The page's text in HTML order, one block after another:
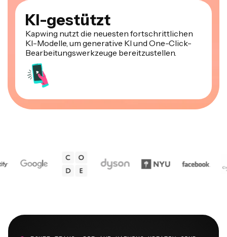
KI-gestützt
Kapwing nutzt die neuesten fortschrittlichen
KI-Modelle, um generative KI und One-Click-
Bearbeitungswerkzeuge bereitzustellen.